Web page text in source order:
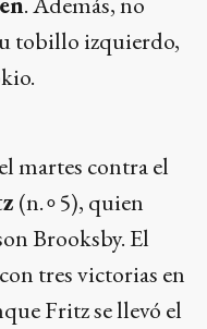
tobillo izquierdo,
martes contra el
(n.∘5), quien
Brooksby. El
tres victorias en
Fritz se llevó el